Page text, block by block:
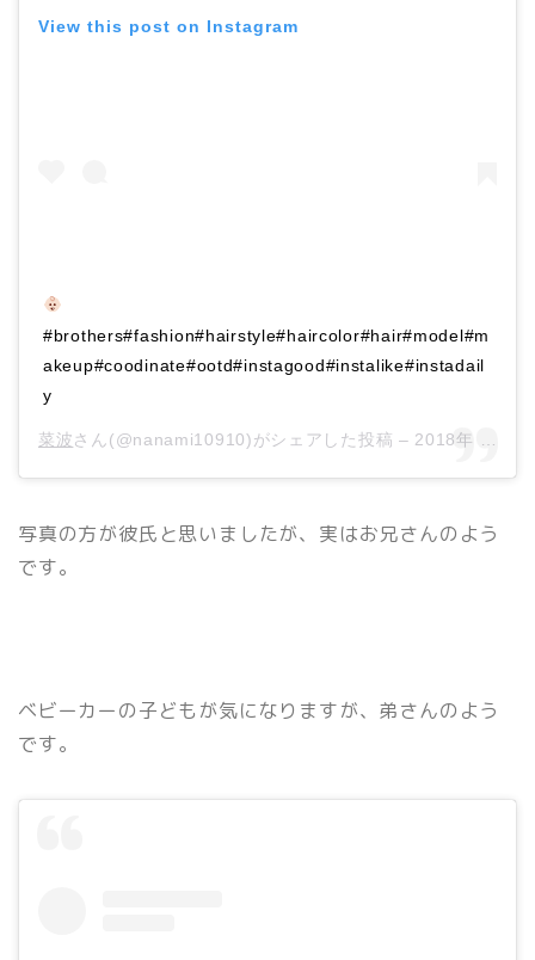
View this post on Instagram
#brothers#fashion#hairstyle#haircolor#hair#model#m
akeup#coodinate#ootd#instagood#instalike#instadail
y
菜波さん(@nanami10910)がシェアした投稿 – 2018年 8月月23日午前6時09分PDT
写真の方が彼氏と思いましたが、実はお兄さんのよう
です。
ベビーカーの子どもが気になりますが、弟さんのよう
です。